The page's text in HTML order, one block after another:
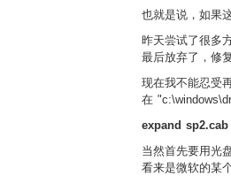
也就是说，如果
昨天尝试了很多
最后放弃了，修
现在我不能忍受
在
expand
当然首先要用光
看来是微软的某